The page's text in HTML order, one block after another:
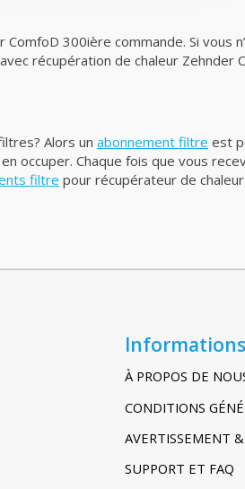
300ière commande. Si vous
récupération de chaleur Zehnder
Alors un abonnement filtre est
occuper. Chaque fois que vous
filtre pour récupérateur de chaleur.
Informations
À PROPOS DE
CONDITIONS
AVERTISSEMENT
SUPPORT ET FAQ